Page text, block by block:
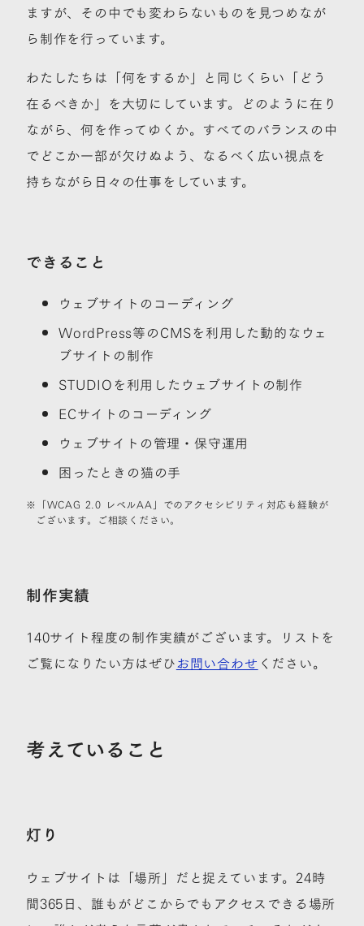
ますが、その中でも変わらないものを見つめなが
ら制作を行っています。
わたしたちは「何をするか」と同じくらい「どう
在るべきか」を大切にしています。どのように在り
ながら、何を作ってゆくか。すべてのバランスの中
でどこか一部が欠けぬよう、なるべく広い視点を
持ちながら日々の仕事をしています。
できること
ウェブサイトのコーディング
WordPress等のCMSを利用した動的なウェ
ブサイトの制作
STUDIOを利用したウェブサイトの制作
ECサイトのコーディング
ウェブサイトの管理・保守運用
困ったときの猫の手
「WCAG 2.0 レベルAA」でのアクセシビリティ対応も経験が
ございます。ご相談ください。
制作実績
140サイト程度の制作実績がございます。リストを
ご覧になりたい方はぜひお問い合わせ ください。
考えていること
灯り
ウェブサイトは「場所」だと捉えています。24時
間365日、誰もがどこからでもアクセスできる場所